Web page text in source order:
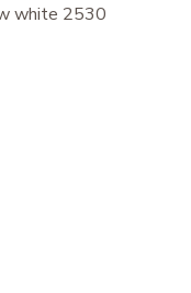
white 2530